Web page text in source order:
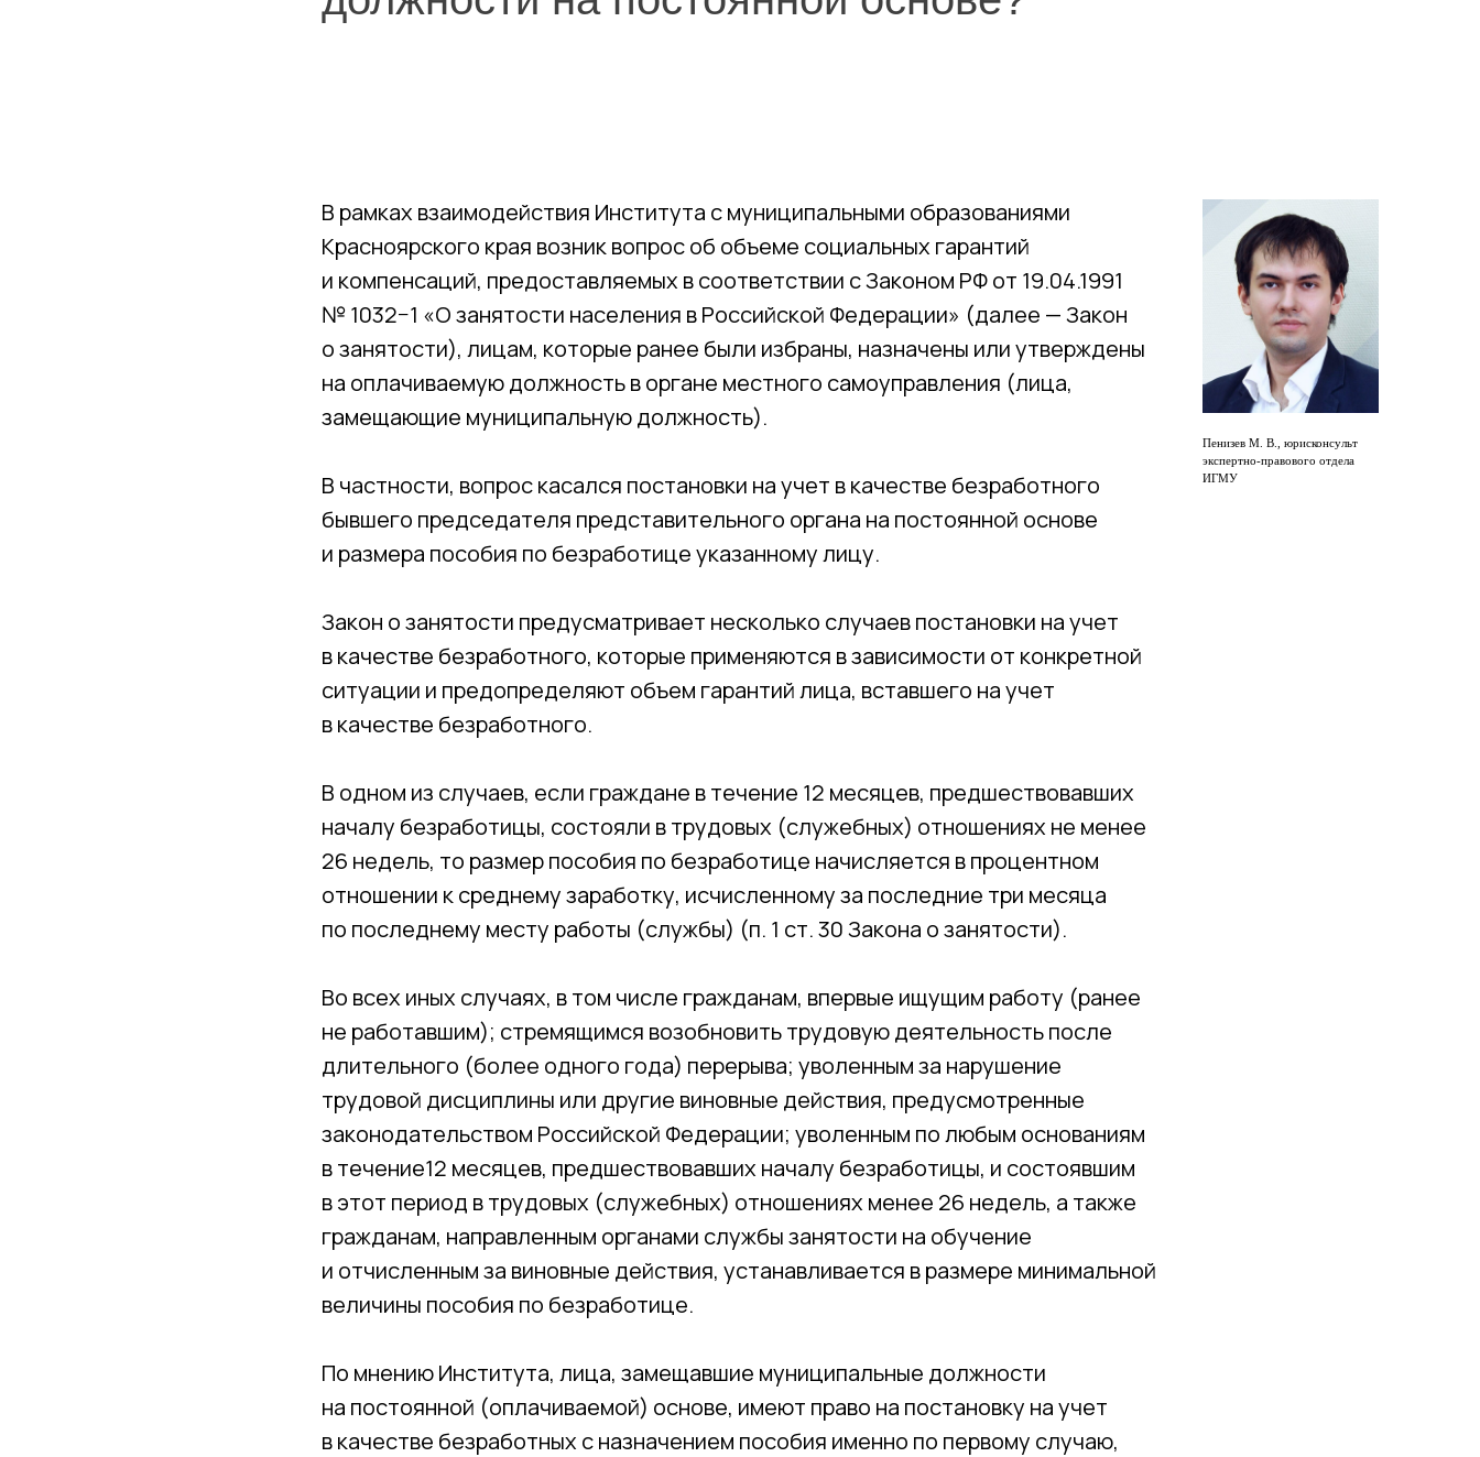
В рамках взаимодействия Института с муниципальными образованиями
Красноярского края возник вопрос об объеме социальных гарантий
и компенсаций, предоставляемых в соответствии с Законом РФ от 19.04.1991
№ 1032−1 «О занятости населения в Российской Федерации» (далее — Закон
о занятости), лицам, которые ранее были избраны, назначены или утверждены
на оплачиваемую должность в органе местного самоуправления (лица,
замещающие муниципальную должность).
В частности, вопрос касался постановки на учет в качестве безработного
бывшего председателя представительного органа на постоянной основе
и размера пособия по безработице указанному лицу.
Закон о занятости предусматривает несколько случаев постановки на учет
в качестве безработного, которые применяются в зависимости от конкретной
ситуации и предопределяют объем гарантий лица, вставшего на учет
в качестве безработного.
В одном из случаев, если граждане в течение 12 месяцев, предшествовавших
началу безработицы, состояли в трудовых (служебных) отношениях не менее
26 недель, то размер пособия по безработице начисляется в процентном
отношении к среднему заработку, исчисленному за последние три месяца
по последнему месту работы (службы) (п. 1 ст. 30 Закона о занятости).
Во всех иных случаях, в том числе гражданам, впервые ищущим работу (ранее
не работавшим); стремящимся возобновить трудовую деятельность после
длительного (более одного года) перерыва; уволенным за нарушение
трудовой дисциплины или другие виновные действия, предусмотренные
законодательством Российской Федерации; уволенным по любым основаниям
в течение12 месяцев, предшествовавших началу безработицы, и состоявшим
в этот период в трудовых (служебных) отношениях менее 26 недель, а также
гражданам, направленным органами службы занятости на обучение
и отчисленным за виновные действия, устанавливается в размере минимальной
величины пособия по безработице.
По мнению Института, лица, замещавшие муниципальные должности
на постоянной (оплачиваемой) основе, имеют право на постановку на учет
в качестве безработных с назначением пособия именно по первому случаю,
Пенизев М. В., юрисконсульт
экспертно-правового отдела
ИГМУ